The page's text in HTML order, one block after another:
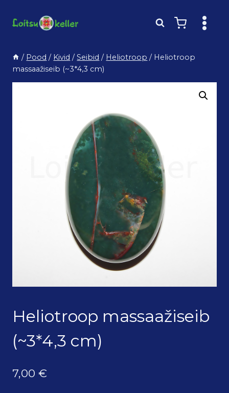
/ Pood / Kivid / Seibid / Heliotroop / Heliotroop
massaažiseib (~3*4,3 cm)
Heliotroop massaažiseib
(~3*4,3 cm)
7,00 €